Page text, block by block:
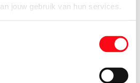
jouw gebruik van hun services.